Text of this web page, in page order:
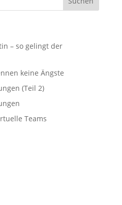
– so gelingt der
keine Ängste
(Teil 2)
Teams